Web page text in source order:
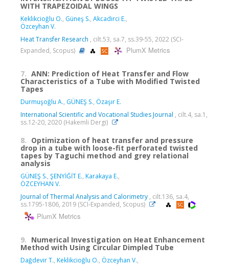
WITH TRAPEZOIDAL WINGS
Keklikcioğlu O., Güneş S., Akcadirci E.,
Özceyhan V.
Heat Transfer Research , cilt.53, sa.7, ss.39-55, 2022 (SCI-
Expanded, Scopus)
PlumX Metrics
7. ANN: Prediction of Heat Transfer and Flow
Characteristics of a Tube with Modified Twisted
Tapes
Durmuşoğlu A., GÜNEŞ S., Özaşır E.
International Scientific and Vocational Studies Journal , cilt.4, sa.1,
ss.12-20, 2020 (Hakemli Dergi)
8. Optimization of heat transfer and pressure
drop in a tube with loose-fit perforated twisted
tapes by Taguchi method and grey relational
analysis
GÜNEŞ S., ŞENYİĞİT E., Karakaya E.,
ÖZCEYHAN V.
Journal of Thermal Analysis and Calorimetry , cilt.136, sa.4,
ss.1795-1806, 2019 (SCI-Expanded, Scopus)
PlumX Metrics
9. Numerical Investigation on Heat Enhancement
Method with Using Circular Dimpled Tube
Dağdevir T., Keklikcioğlu O., Özceyhan V.,